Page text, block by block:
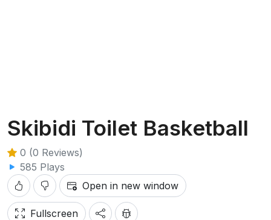
Skibidi Toilet Basketball
0 (0 Reviews)
585 Plays
Open in new window
Fullscreen